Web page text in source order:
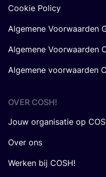
Cookie Policy
Algemene Voorwaarden
Algemene Voorwaarden
Algemene voorwaarden
OVER COSH!
Jouw organisatie op
Over ons
Werken bij COSH!